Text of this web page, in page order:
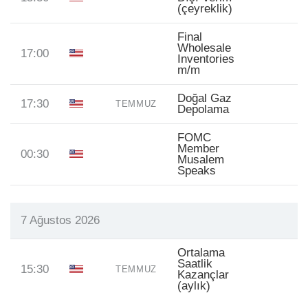
(çeyreklik)
17:00
Final
Wholesale
Inventories
m/m
17:30 TEMMUZ
Doğal Gaz
Depolama
00:30
FOMC
Member
Musalem
Speaks
7 Ağustos 2026
15:30 TEMMUZ
Ortalama
Saatlik
Kazançlar
(aylık)